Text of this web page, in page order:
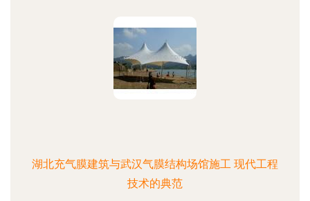
湖北充气膜建筑与武汉气膜结构场馆施工 现代工程
技术的典范